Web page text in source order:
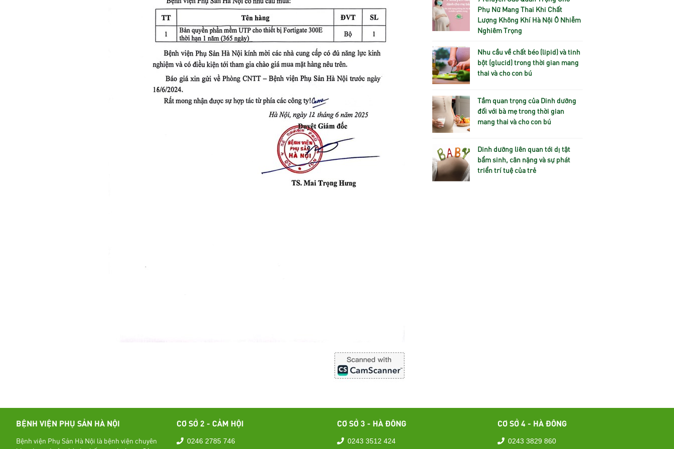
Phụ Nữ Mang Thai Khi Chất
Lượng Không Khí Hà Nội Ô Nhiễm
Nghiêm Trọng
Nhu cầu về chất béo (lipid) và tinh
bột (glucid) trong thời gian mang
thai và cho con bú
Tầm quan trọng của Dinh dưỡng
đối với bà mẹ trong thời gian
mang thai và cho con bú
Dinh dưỡng liên quan tới dị tật
bẩm sinh, cân nặng và sự phát
triển trí tuệ của trẻ
BỆNH VIỆN PHỤ SẢN HÀ NỘI
Bệnh viện Phụ Sản Hà Nội là bệnh viện chuyên
CƠ SỞ 2 - CẢM HỘI
0246 2785 746
CƠ SỞ 3 - HÀ ĐÔNG
0243 3512 424
CƠ SỞ 4 - HÀ ĐÔNG
0243 3829 860